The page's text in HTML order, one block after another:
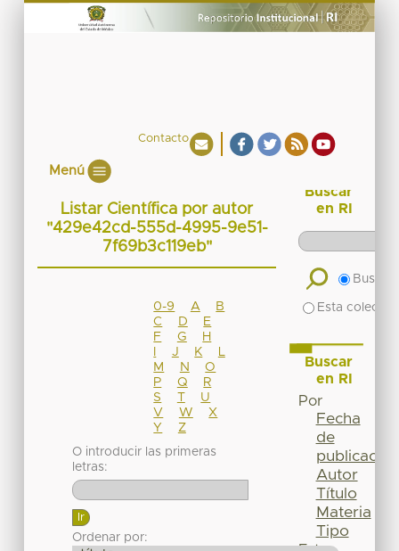
Contacto
Menú
Listar Científica por autor
"429e42cd-555d-4995-9e51-
7f69b3c119eb"
0-9 A
B
C
D
E
F
G
H
J K
M
N
O
P
Q
R
S
T
U
V
W
X
Y
Z
O introducir las primeras
letras:
Ordenar por:
Buscar
en RI
Buscar
Esta
Buscar
en RI
Por
Fecha
de
publicación
Autor
Título
Materia
Tipo